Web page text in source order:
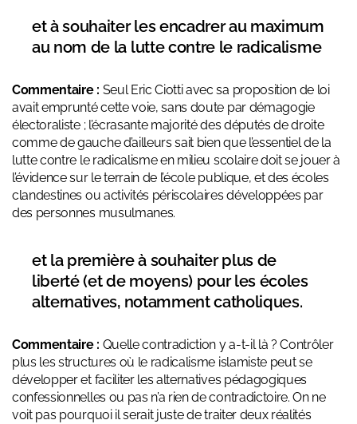
et à souhaiter les encadrer au maximum
au nom de la lutte contre le radicalisme
Commentaire : Seul Eric Ciotti avec sa proposition de loi
avait emprunté cette voie, sans doute par démagogie
électoraliste ; l’écrasante majorité des députés de droite
comme de gauche d’ailleurs sait bien que l’essentiel de la
lutte contre le radicalisme en milieu scolaire doit se jouer à
l’évidence sur le terrain de l’école publique, et des écoles
clandestines ou activités périscolaires développées par
des personnes musulmanes.
et la première à souhaiter plus de
liberté (et de moyens) pour les écoles
alternatives, notamment catholiques.
Commentaire : Quelle contradiction y a-t-il là ? Contrôler
plus les structures où le radicalisme islamiste peut se
développer et faciliter les alternatives pédagogiques
confessionnelles ou pas n’a rien de contradictoire. On ne
voit pas pourquoi il serait juste de traiter deux réalités